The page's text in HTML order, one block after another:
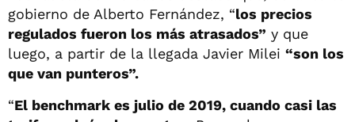
gobierno de Alberto Fernández, “los precios
regulados fueron los más atrasados” y que
luego, a partir de la llegada Javier Milei “son los
que van punteros”.
“El benchmark es julio de 2019, cuando casi las